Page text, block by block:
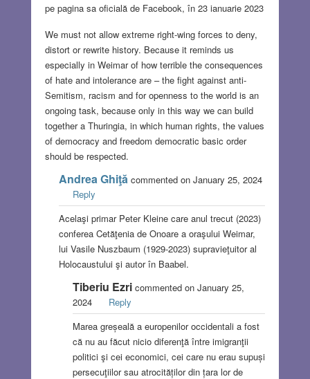
pe pagina sa oficială de Facebook, în 23 ianuarie 2023
We must not allow extreme right-wing forces to deny,
distort or rewrite history. Because it reminds us
especially in Weimar of how terrible the consequences
of hate and intolerance are – the fight against anti-
Semitism, racism and for openness to the world is an
ongoing task, because only in this way we can build
together a Thuringia, in which human rights, the values
of democracy and freedom democratic basic order
should be respected.
Andrea Ghiţă commented on January 25, 2024
Reply
Acelaşi primar Peter Kleine care anul trecut (2023)
conferea Cetăţenia de Onoare a oraşului Weimar,
lui Vasile Nuszbaum (1929-2023) supravieţuitor al
Holocaustului şi autor în Baabel.
Tiberiu Ezricommented on January 25,
2024
Reply
Marea greșeală a europenilor occidentali a fost
că nu au făcut nicio diferenţă între imigranţii
politici şi cei economici, cei care nu erau supuși
persecuţiilor sau atrocităților din țara lor de